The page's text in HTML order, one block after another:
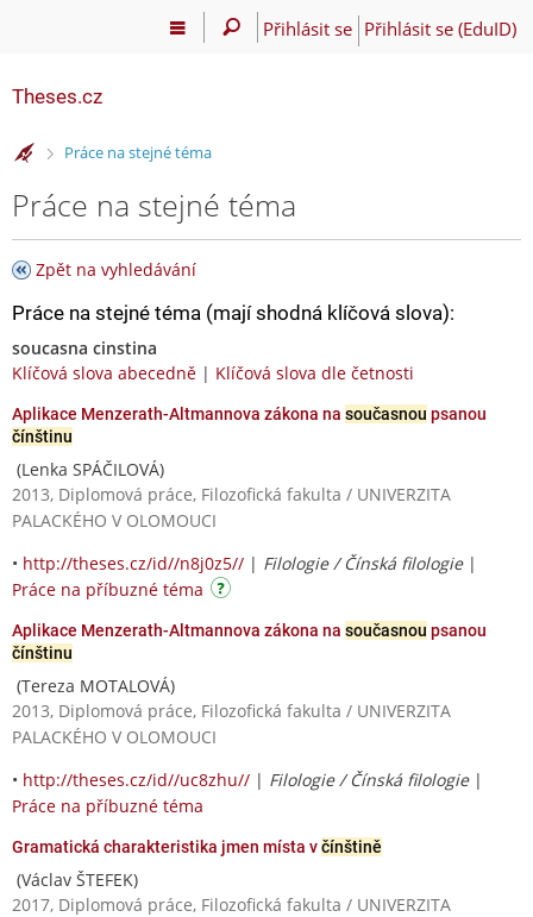
Přihlásit se Přihlásit se (EduID)
Theses.cz
>Práce na stejné téma
Práce na stejné téma
Zpět na vyhledávání
Práce na stejné téma (mají shodná klíčová slova):
soucasna cinstina
Klíčová slova abecedně | Klíčová slova dle četnosti
Aplikace Menzerath-Altmannova zákona na současnou psanou
čínštinu
(Lenka SPÁČILOVÁ)
2013, Diplomová práce, Filozofická fakulta / UNIVERZITA
PALACKÉHO V OLOMOUCI
• http://theses.cz/id//n8j0z5// | Filologie / Čínská filologie|
Práce na příbuzné téma
Aplikace Menzerath-Altmannova zákona na současnou psanou
čínštinu
(Tereza MOTALOVÁ)
2013, Diplomová práce, Filozofická fakulta / UNIVERZITA
PALACKÉHO V OLOMOUCI
• http://theses.cz/id//uc8zhu// | Filologie / Čínská filologie|
Práce na příbuzné téma
Gramatická charakteristika jmen místa včínštině
(Václav ŠTEFEK)
2017, Diplomová práce, Filozofická fakulta / UNIVERZITA